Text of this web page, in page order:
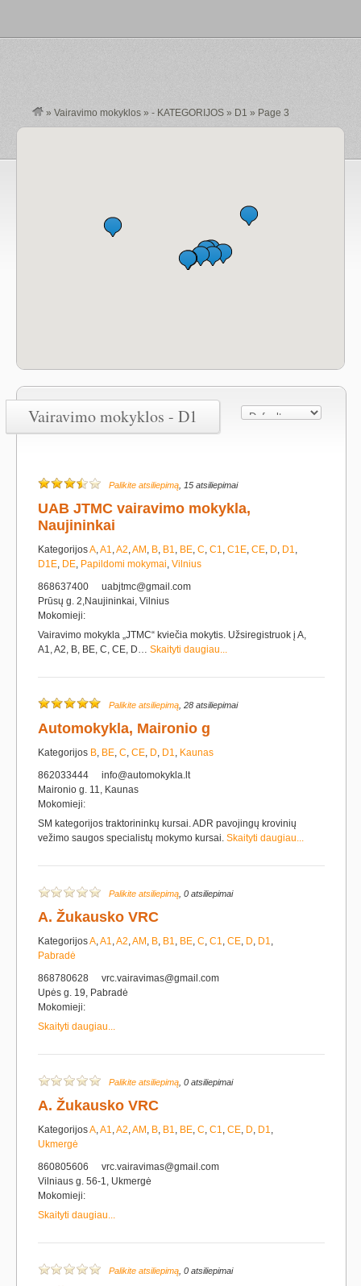
» Vairavimo mokyklos » - KATEGORIJOS » D1 » Page 3
Vairavimo mokyklos - D1
Palikite atsiliepimą , 15 atsiliepimai
UAB JTMC vairavimo mokykla,
Naujininkai
KategorijosA,A1,A2,AM , B, B1, BE, C, C1, C1E, CE, D, D1,
D1E, DE, Papildomi mokymai, Vilnius
868637400
uabjtmc@gmail.com
Prūsų g. 2,Naujininkai, Vilnius
Mokomieji:
Vairavimo mokykla „JTMC“ kviečia mokytis. Užsiregistruok į A,
A1, A2, B, BE, C, CE, D… Skaityti daugiau...
Palikite atsiliepimą , 28 atsiliepimai
Automokykla, Maironio g
Kategorijos B, BE, C, CE, D, D1, Kaunas
862033444
info@automokykla.lt
Maironio g. 11, Kaunas
Mokomieji:
SM kategorijos traktorininkų kursai. ADR pavojingų krovinių
vežimo saugos specialistų mokymo kursai. Skaityti daugiau...
Palikite atsiliepimą , 0 atsiliepimai
A. Žukausko VRC
KategorijosA,A1,A2,AM , B, B1, BE, C, C1, CE, D, D1,
Pabradė
868780628
vrc.vairavimas@gmail.com
Upės g. 19, Pabradė
Mokomieji:
Skaityti daugiau...
Palikite atsiliepimą , 0 atsiliepimai
A. Žukausko VRC
KategorijosA,A1,A2,AM , B, B1, BE, C, C1, CE, D, D1,
Ukmergė
860805606
vrc.vairavimas@gmail.com
Vilniaus g. 56-1, Ukmergė
Mokomieji:
Skaityti daugiau...
Palikite atsiliepimą , 0 atsiliepimai